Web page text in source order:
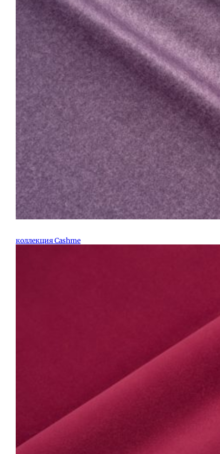
коллекция Cashme